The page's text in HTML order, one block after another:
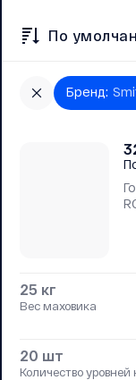
По
Бренд:
25 кг
Вес маховика
20 шт
Количество уровней